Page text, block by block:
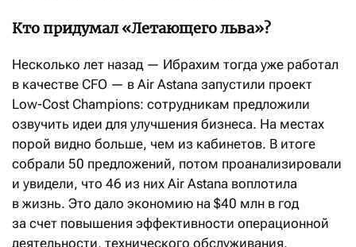
Кто придумал «Летающего льва»?
Несколько лет назад — Ибрахим тогда уже работал
в качестве CFO — в Air Astana запустили проект
Low-Cost Champions: сотрудникам предложили
озвучить идеи для улучшения бизнеса. На местах
порой видно больше, чем из кабинетов. В итоге
собрали 50 предложений, потом проанализировали
и увидели, что 46 из них Air Astana воплотила
в жизнь. Это дало экономию на $40 млн в год
за счет повышения эффективности операционной
деятельности, технического обслуживания,